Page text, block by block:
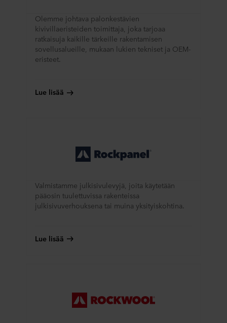
Olemme johtava palonkestävien
kivivillaeristeiden toimittaja, joka tarjoaa
ratkaisuja kaikille tärkeille rakentamisen
sovellusalueille, mukaan lukien tekniset ja OEM-
eristeet.
Lue lisää
Valmistamme julkisivulevyjä, joita käytetään
pääosin tuulettuvissa rakenteissa
julkisivuverhouksena tai muina yksityiskohtina.
Lue lisää